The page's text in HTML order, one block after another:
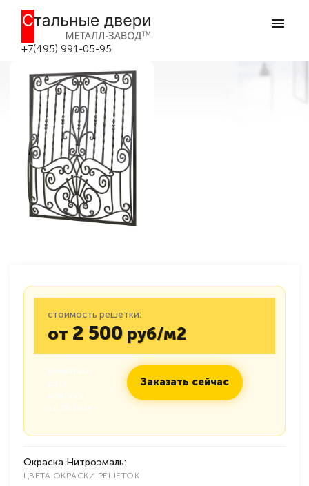
+7(495) 991-05-95
Кованая решетка №30 в Москве
Главная
Кованая решетка №30
стоимость решетки:
от 2 500 руб/м2
Заказать сейчас
Окраска Нитроэмаль:
ЦВЕТА ОКРАСКИ РЕШЁТОК